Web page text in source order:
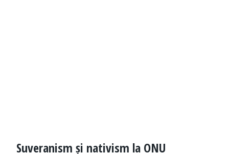
Suveranism și nativism la ONU